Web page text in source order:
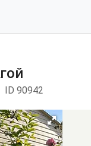
ID 90942